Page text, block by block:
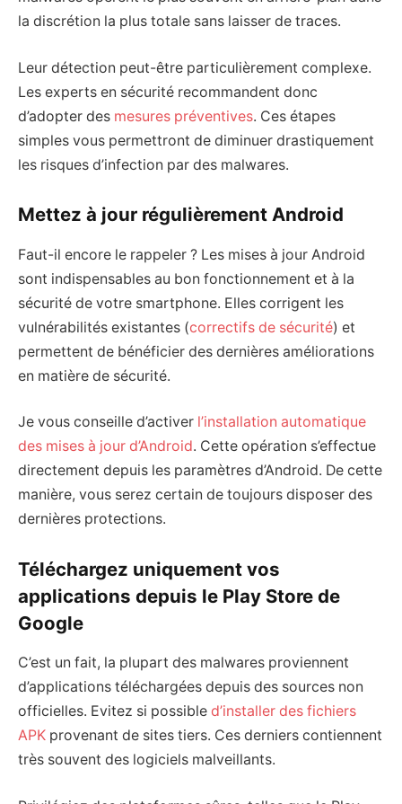
la discrétion la plus totale sans laisser de traces.
Leur détection peut-être particulièrement complexe.
Les experts en sécurité recommandent donc
d’adopter des mesures préventives. Ces étapes
simples vous permettront de diminuer drastiquement
les risques d’infection par des malwares.
Mettez à jour régulièrement Android
Faut-il encore le rappeler ? Les mises à jour Android
sont indispensables au bon fonctionnement et à la
sécurité de votre smartphone. Elles corrigent les
vulnérabilités existantes (correctifs de sécurité) et
permettent de bénéficier des dernières améliorations
en matière de sécurité.
Je vous conseille d’activer l’installation automatique
des mises à jour d’Android. Cette opération s’effectue
directement depuis les paramètres d’Android. De cette
manière, vous serez certain de toujours disposer des
dernières protections.
Téléchargez uniquement vos
applications depuis le Play Store de
Google
C’est un fait, la plupart des malwares proviennent
d’applications téléchargées depuis des sources non
officielles. Evitez si possible d’installer des fichiers
APK provenant de sites tiers. Ces derniers contiennent
très souvent des logiciels malveillants.